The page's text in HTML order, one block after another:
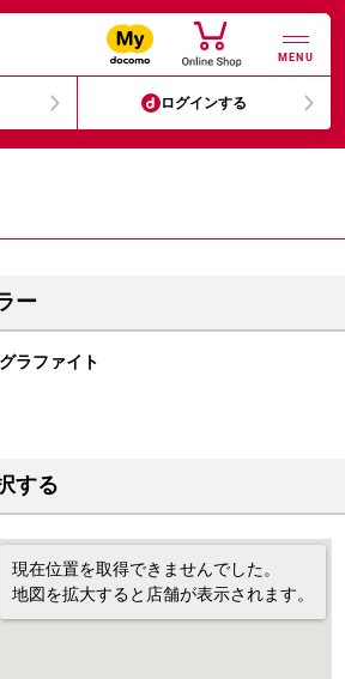
MENU
ログインする
ー
ラファイト
する
現在位置を取得できませんでした。
地図を拡大すると店舗が表示されます。